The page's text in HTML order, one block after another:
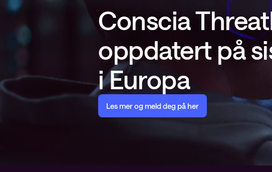
Conscia
oppdatert på
i Europa
Les mer og meld deg på her